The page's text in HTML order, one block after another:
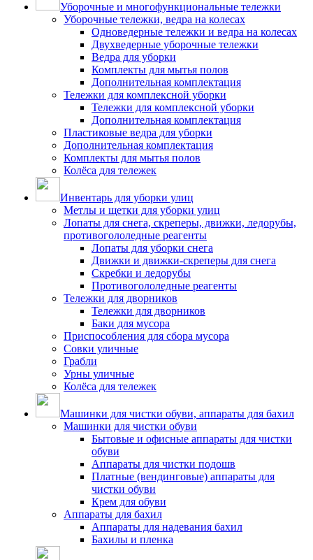
Уборочные и многофункциональные тележки
Уборочные тележки, ведра на колесах
Одноведерные тележки и ведра на колесах
Двухведерные уборочные тележки
Ведра для уборки
Комплекты для мытья полов
Дополнительная комплектация
Тележки для комплексной уборки
Тележки для комплексной уборки
Дополнительная комплектация
Пластиковые ведра для уборки
Дополнительная комплектация
Комплекты для мытья полов
Колёса для тележек
Инвентарь для уборки улиц
Метлы и щетки для уборки улиц
Лопаты для снега, скреперы, движки, ледорубы,
противогололедные реагенты
Лопаты для уборки снега
Движки и движки-скреперы для снега
Скребки и ледорубы
Противогололедные реагенты
Тележки для дворников
Тележки для дворников
Баки для мусора
Приспособления для сбора мусора
Совки уличные
Грабли
Урны уличные
Колёса для тележек
Машинки для чистки обуви, аппараты для бахил
Машинки для чистки обуви
Бытовые и офисные аппараты для чистки
обуви
Аппараты для чистки подошв
Платные (вендинговые) аппараты для
чистки обуви
Крем для обуви
Аппараты для бахил
Аппараты для надевания бахил
Бахилы и пленка